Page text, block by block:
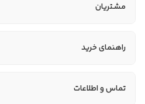
مشتریان
راهنمای خرید
تماس و اطلاعات